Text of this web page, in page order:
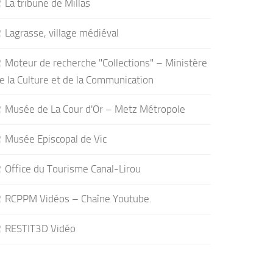
La tribune de Millas
Lagrasse, village médiéval
Moteur de recherche "Collections" – Ministère
la Culture et de la Communication
Musée de La Cour d'Or – Metz Métropole
Musée Episcopal de Vic
Office du Tourisme Canal-Lirou
RCPPM Vidéos – Chaîne Youtube.
RESTIT3D Vidéo